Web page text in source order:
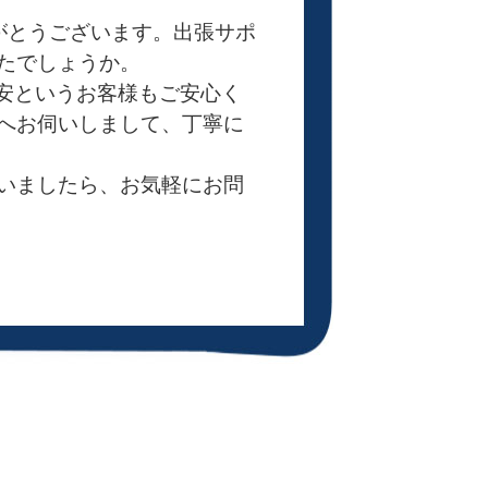
うございます。出張サポ
でしょうか。
というお客様もご安心く
お伺いしまして、丁寧に
ましたら、お気軽にお問